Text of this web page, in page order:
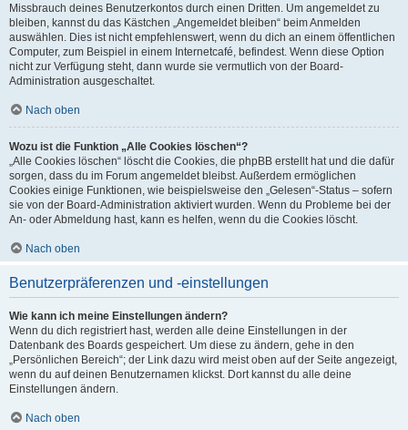
Missbrauch deines Benutzerkontos durch einen Dritten. Um angemeldet zu
bleiben, kannst du das Kästchen „Angemeldet bleiben“ beim Anmelden
auswählen. Dies ist nicht empfehlenswert, wenn du dich an einem öffentlichen
Computer, zum Beispiel in einem Internetcafé, befindest. Wenn diese Option
nicht zur Verfügung steht, dann wurde sie vermutlich von der Board-
Administration ausgeschaltet.
Nach oben
Wozu ist die Funktion „Alle Cookies löschen“?
„Alle Cookies löschen“ löscht die Cookies, die phpBB erstellt hat und die dafür
sorgen, dass du im Forum angemeldet bleibst. Außerdem ermöglichen
Cookies einige Funktionen, wie beispielsweise den „Gelesen“-Status – sofern
sie von der Board-Administration aktiviert wurden. Wenn du Probleme bei der
An- oder Abmeldung hast, kann es helfen, wenn du die Cookies löscht.
Nach oben
Benutzerpräferenzen und -einstellungen
Wie kann ich meine Einstellungen ändern?
Wenn du dich registriert hast, werden alle deine Einstellungen in der
Datenbank des Boards gespeichert. Um diese zu ändern, gehe in den
„Persönlichen Bereich“; der Link dazu wird meist oben auf der Seite angezeigt,
wenn du auf deinen Benutzernamen klickst. Dort kannst du alle deine
Einstellungen ändern.
Nach oben